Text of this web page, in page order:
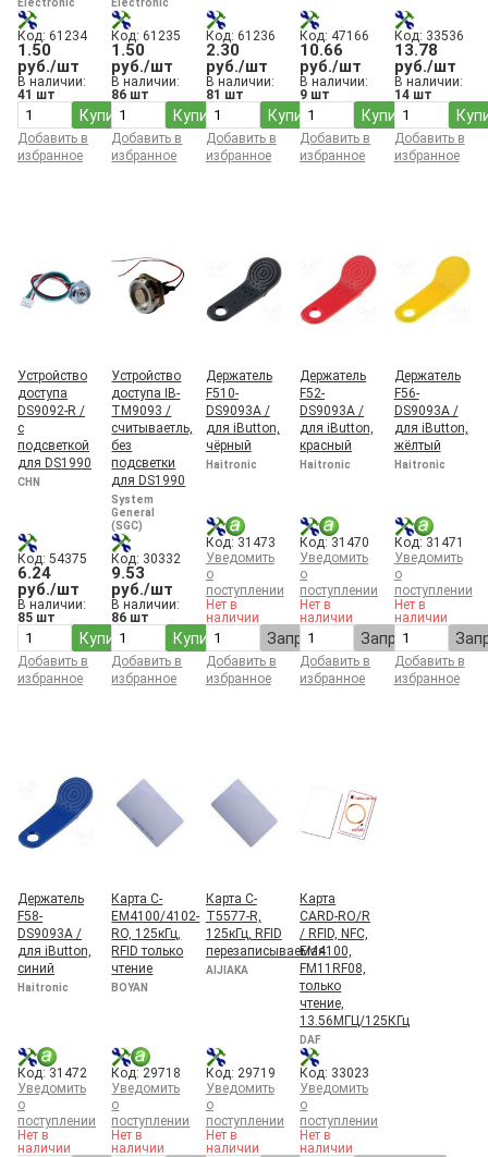
Electronic
Код: 61234
1.50
руб./шт
В наличии:
41 шт
Купить
Добавить в
избранное
Electronic
Код: 61235
1.50
руб./шт
В наличии:
86 шт
Купить
Добавить в
избранное
Код: 61236
2.30
руб./шт
В наличии:
81 шт
Купить
Добавить в
избранное
Код: 47166
10.66
руб./шт
В наличии:
9 шт
Купить
Добавить в
избранное
Код: 33536
13.78
руб./шт
В наличии:
14 шт
Добавить в
избранное
Устройство
доступа
DS9092-R /
с
подсветкой
для DS1990
CHN
Код: 54375
6.24
руб./шт
В наличии:
85 шт
Купить
Добавить в
избранное
Устройство
доступа IB-
TM9093 /
считываетль,
без
подсветки
для DS1990
System
General
(SGC)
Код: 30332
9.53
руб./шт
В наличии:
86 шт
Купить
Добавить в
избранное
Держатель
F510-
DS9093A /
для iButton,
чёрный
Haitronic
Код: 31473
Уведомить
о
поступлении
Нет в
наличии
Запросить
Добавить в
избранное
Держатель
F52-
DS9093A /
для iButton,
красный
Haitronic
Код: 31470
Уведомить
о
поступлении
Нет в
наличии
Запросить
Добавить в
избранное
Держатель
F56-
DS9093A /
для iButton,
жёлтый
Haitronic
Код: 31471
Уведомить
о
поступлении
Нет в
наличии
Добавить в
избранное
Держатель
F58-
DS9093A /
для iButton,
синий
Haitronic
Код: 31472
Уведомить
о
поступлении
Нет в
наличии
Карта C-
EM4100/4102-
RO, 125кГц,
RFID только
чтение
BOYAN
Код: 29718
Уведомить
о
поступлении
Нет в
наличии
Карта C-
T5577-R,
125кГц, RFID
перезаписываемая
AIJIAKA
Код: 29719
Уведомить
о
поступлении
Нет в
наличии
Карта
CARD-RO/R
/ RFID, NFC,
EM4100,
FM11RF08,
только
чтение,
13.56МГЦ/125КГц
DAF
Код: 33023
Уведомить
о
поступлении
Нет в
наличии